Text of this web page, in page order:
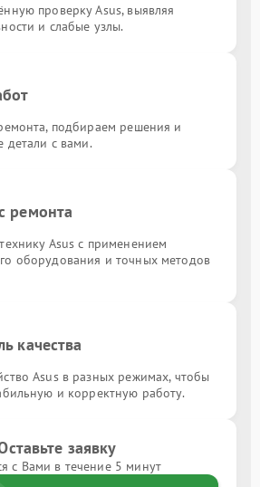
проверку Asus, выявляя
и слабые узлы.
подбираем решения и
детали с вами.
ремонта
Asus с применением
оборудования и точных методов
качества
Asus в разных режимах, чтобы
и корректную работу.
заявку
с Вами в течение 5 минут